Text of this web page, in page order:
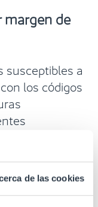
de las cookies
margen de
susceptibles a
los códigos
para
como el